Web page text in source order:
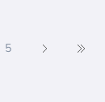
5